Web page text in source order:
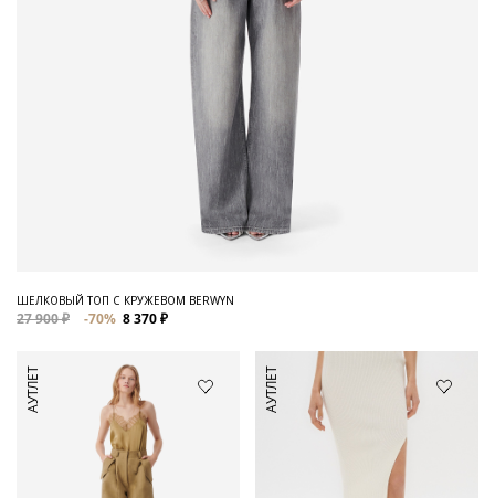
ШЕЛКОВЫЙ ТОП С КРУЖЕВОМ BERWYN
27 900 ₽ -70% 8 370 ₽
АУТЛЕТ АУТЛЕТ